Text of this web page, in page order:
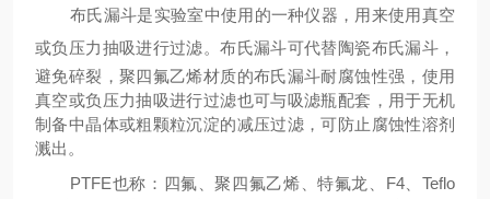
布氏漏斗是实验室中使用的一种仪器，用来使用真空
或负压力抽吸进行过滤。布氏漏斗可代替陶瓷布氏漏斗，
避免碎裂，聚四氟乙烯材质的布氏漏斗耐腐蚀性强，使用
真空或负压力抽吸进行过滤也可与吸滤瓶配套，用于无机
制备中晶体或粗颗粒沉淀的减压过滤，可防止腐蚀性溶剂
溅出。
PTFE也称：四氟、聚四氟乙烯、特氟龙、F4、Teflo